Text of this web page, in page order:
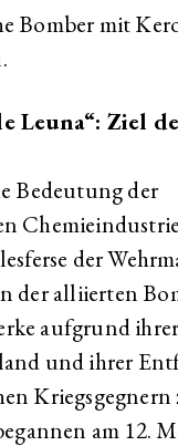
Bomber mit
Leuna“: Ziel
Bedeutung der
der
der alliierten
aufgrund
und ihrer
Kriegsgegnern
am 12.